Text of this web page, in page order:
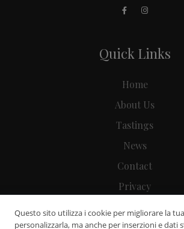
Quick Links
Home
About Us
Tastings
News
Contact
Privacy
Preferenze Cookie
Questo sito utilizza i cookie per migliorare la
personalizzarla, ma anche per inserzioni e dati